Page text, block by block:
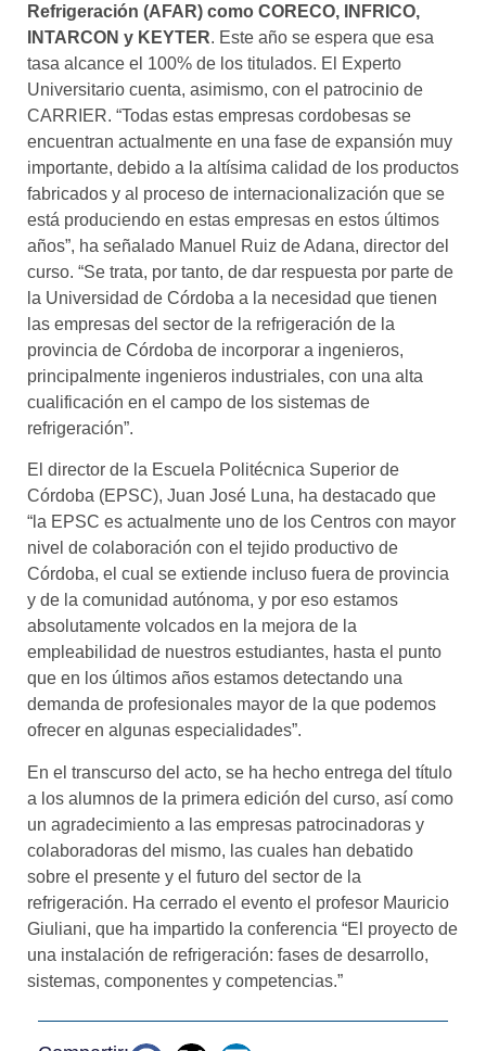
Refrigeración (AFAR) como CORECO, INFRICO,
INTARCON y KEYTER. Este año se espera que esa
tasa alcance el 100% de los titulados. El Experto
Universitario cuenta, asimismo, con el patrocinio de
CARRIER. “Todas estas empresas cordobesas se
encuentran actualmente en una fase de expansión muy
importante, debido a la altísima calidad de los productos
fabricados y al proceso de internacionalización que se
está produciendo en estas empresas en estos últimos
años”, ha señalado Manuel Ruiz de Adana, director del
curso. “Se trata, por tanto, de dar respuesta por parte de
la Universidad de Córdoba a la necesidad que tienen
las empresas del sector de la refrigeración de la
provincia de Córdoba de incorporar a ingenieros,
principalmente ingenieros industriales, con una alta
cualificación en el campo de los sistemas de
refrigeración”.
El director de la Escuela Politécnica Superior de
Córdoba (EPSC), Juan José Luna, ha destacado que
“la EPSC es actualmente uno de los Centros con mayor
nivel de colaboración con el tejido productivo de
Córdoba, el cual se extiende incluso fuera de provincia
y de la comunidad autónoma, y por eso estamos
absolutamente volcados en la mejora de la
empleabilidad de nuestros estudiantes, hasta el punto
que en los últimos años estamos detectando una
demanda de profesionales mayor de la que podemos
ofrecer en algunas especialidades”.
En el transcurso del acto, se ha hecho entrega del título
a los alumnos de la primera edición del curso, así como
un agradecimiento a las empresas patrocinadoras y
colaboradoras del mismo, las cuales han debatido
sobre el presente y el futuro del sector de la
refrigeración. Ha cerrado el evento el profesor Mauricio
Giuliani, que ha impartido la conferencia “El proyecto de
una instalación de refrigeración: fases de desarrollo,
sistemas, componentes y competencias.”